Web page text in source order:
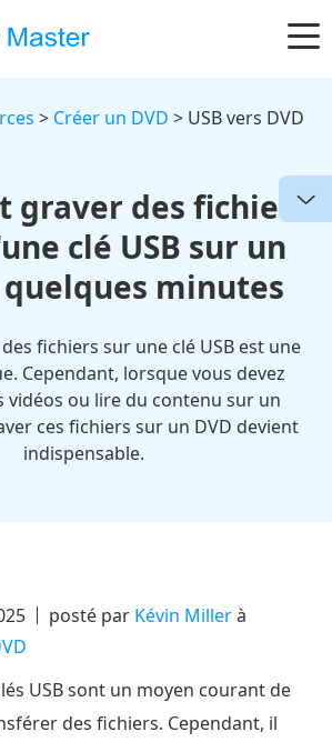
> Créer un DVD > USB vers DVD
graver des fichiers
clé USB sur un
quelques minutes
fichiers sur une clé USB est une
Cependant, lorsque vous devez
vidéos ou lire du contenu sur un
ces fichiers sur un DVD devient
indispensable.
posté par Kévin Millerà
USB sont un moyen courant de
des fichiers. Cependant, il